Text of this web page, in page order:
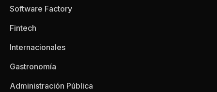
Software Factory
Fintech
Internacionales
Gastronomía
Administración Pública